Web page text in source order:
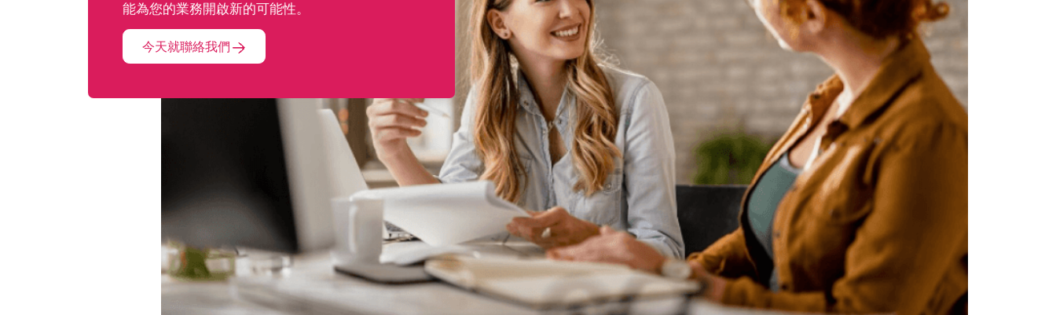
能為您的業務開啟新的可能性。
今天就聯絡我們